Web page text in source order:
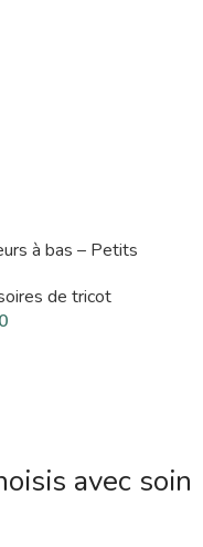
à bas – Petits
de tricot
avec soin